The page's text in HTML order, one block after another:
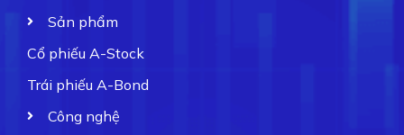
Sản phẩm
Cổ phiếu A-Stock
Trái phiếu A-Bond
Công nghệ